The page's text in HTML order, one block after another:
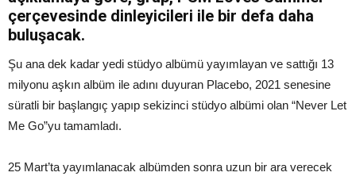
çerçevesinde dinleyicileri ile bir defa daha
buluşacak.
Şu ana dek kadar yedi stüdyo albümü yayımlayan ve sattığı 13
milyonu aşkın albüm ile adını duyuran Placebo, 2021 senesine
süratli bir başlangıç yapıp sekizinci stüdyo albümi olan “Never Let
Me Go”yu tamamladı.
25 Mart’ta yayımlanacak albümden sonra uzun bir ara verecek